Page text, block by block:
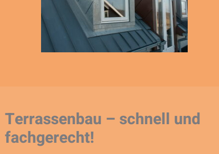
Terrassenbau – schnell und
fachgerecht!